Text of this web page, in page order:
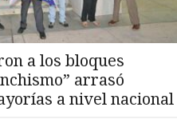
a los bloques
arrasó
a nivel nacional